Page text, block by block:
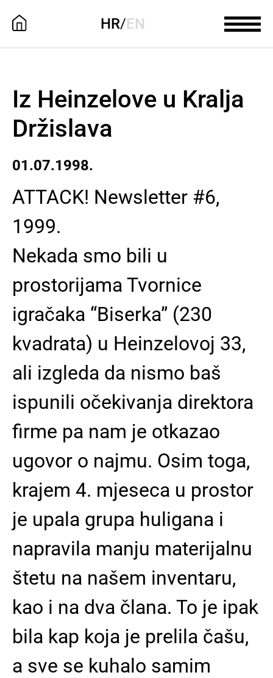
HR/EN
Iz Heinzelove u Kralja
Držislava
01.07.1998.
ATTACK! Newsletter #6,
1999.
Nekada smo bili u
prostorijama Tvornice
igračaka “Biserka” (230
kvadrata) u Heinzelovoj 33,
ali izgleda da nismo baš
ispunili očekivanja direktora
firme pa nam je otkazao
ugovor o najmu. Osim toga,
krajem 4. mjeseca u prostor
je upala grupa huligana i
napravila manju materijalnu
štetu na našem inventaru,
kao i na dva člana. To je ipak
bila kap koja je prelila čašu,
a sve se kuhalo samim